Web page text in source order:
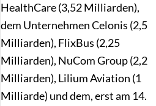
HealthCare (3,52 Milliarden),
dem Unternehmen Celonis (2,5
Milliarden), FlixBus (2,25
Milliarden), NuCom Group (2,2
Milliarden), Lilium Aviation (1
Milliarde) und dem, erst am 14.